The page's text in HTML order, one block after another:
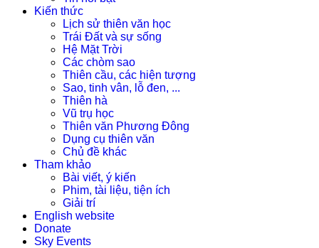
Kiến thức
Lịch sử thiên văn học
Trái Đất và sự sống
Hệ Mặt Trời
Các chòm sao
Thiên cầu, các hiện tượng
Sao, tinh vân, lỗ đen, ...
Thiên hà
Vũ trụ học
Thiên văn Phương Đông
Dụng cụ thiên văn
Chủ đề khác
Tham khảo
Bài viết, ý kiến
Phim, tài liệu, tiện ích
Giải trí
English website
Donate
Sky Events